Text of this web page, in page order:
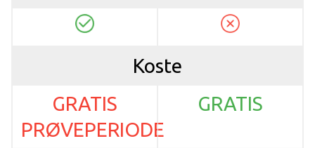
Koste
GRATIS
PRØVEPERIODE
GRATIS